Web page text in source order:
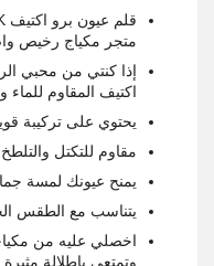
متجر مكياج رخيص
إذا كنتي من محبي
اكتيف المقاوم للماء
يحتوي على تركيبة
مقاوم للتكتل
يمنح عيونك لمسة
يتناسب مع الطقس
اخصلي عليه من
وتمتعي بإطلالة مثيرة.